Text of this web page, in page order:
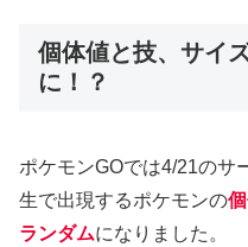
個体値と技、サイ
に！？
ポケモンGOでは4/21のサ
生で出現するポケモンの
ランダムになりました。